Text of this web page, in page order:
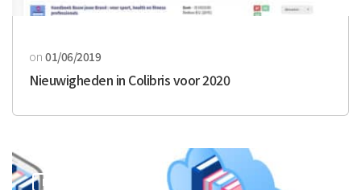
on 01/06/2019
Nieuwigheden in Colibris voor 2020
MOGELIJKHEDEN